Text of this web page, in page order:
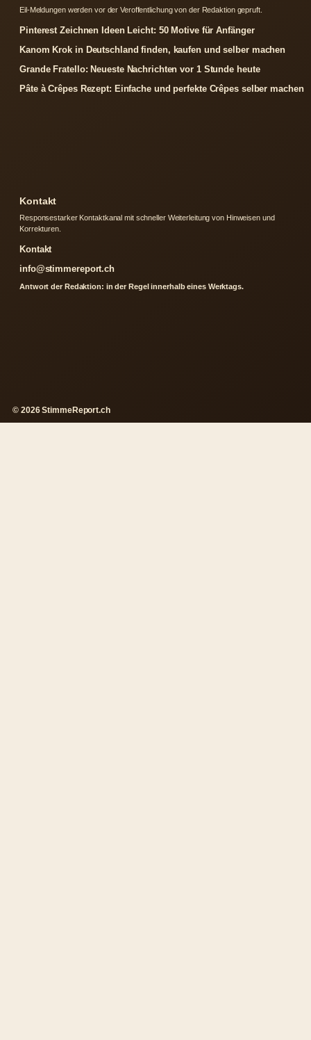
Eil-Meldungen werden vor der Veroffentlichung von der Redaktion gepruft.
Pinterest Zeichnen Ideen Leicht: 50 Motive für Anfänger
Kanom Krok in Deutschland finden, kaufen und selber machen
Grande Fratello: Neueste Nachrichten vor 1 Stunde heute
Pâte à Crêpes Rezept: Einfache und perfekte Crêpes selber machen
Kontakt
Responsestarker Kontaktkanal mit schneller Weiterleitung von Hinweisen und
Korrekturen.
Kontakt
info@stimmereport.ch
Antwort der Redaktion: in der Regel innerhalb eines Werktags.
© 2026 StimmeReport.ch